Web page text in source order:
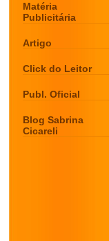
Matéria
Publicitária
Artigo
Click do Leitor
Publ. Oficial
Blog Sabrina
Cicareli